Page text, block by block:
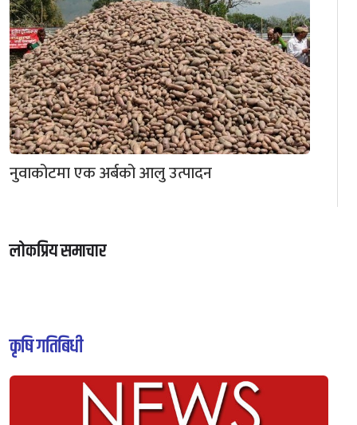
नुवाकोटमा एक अर्बको आलु उत्पादन
लोकप्रिय समाचार
कृषि गतिबिधी